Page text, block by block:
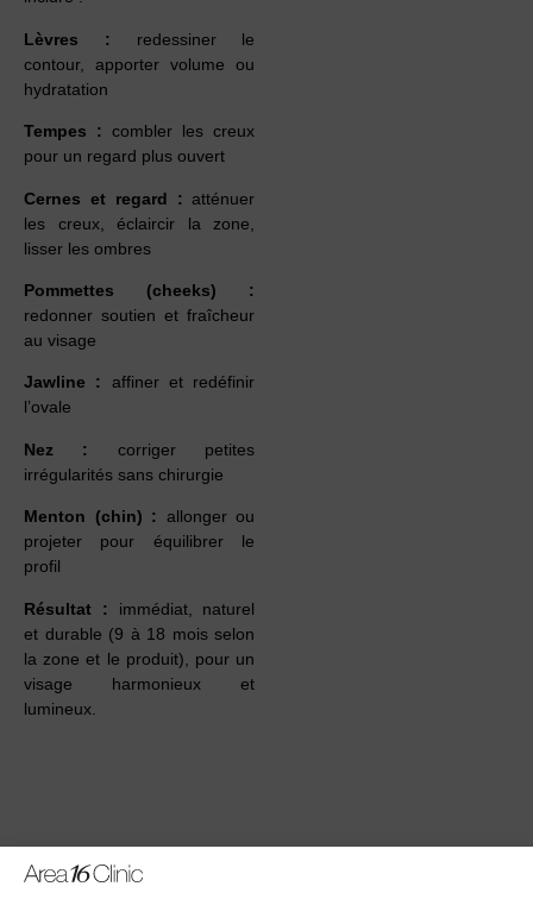
Lèvres : redessiner le
contour, apporter volume ou
hydratation
Tempes : combler les creux
pour un regard plus ouvert
Cernes et regard :atténuer
les creux, éclaircir la zone,
lisser les ombres
Pommettes (cheeks) :
redonner soutien et fraîcheur
au visage
Jawline : affiner et redéfinir
l’ovale
Nez : corriger petites
irrégularités sans chirurgie
Menton (chin) : allonger ou
projeter pour équilibrer le
profil
Résultat : immédiat, naturel
et durable (9 à 18 mois selon
la zone et le produit), pour un
visage harmonieux et
lumineux.